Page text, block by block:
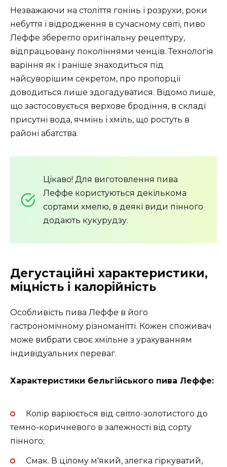
Незважаючи на століття гонінь і розрухи, роки
небуття і відродження в сучасному світі, пиво
Леффе зберегло оригінальну рецептуру,
відпрацьовану поколіннями ченців. Технологія
варіння як і раніше знаходиться під
найсуворішим секретом, про пропорції
доводиться лише здогадуватися. Відомо лише,
що застосовується верхове бродіння, в складі
присутні вода, ячмінь і хміль, що ростуть в
районі абатства.
Цікаво! Для виготовлення пива
Леффе користуються декількома
сортами хмелю, в деякі види пінного
додають кукурудзу.
Дегустаційні характеристики,
міцність і калорійність
Особливість пива Леффе в його
гастрономічному різноманітті. Кожен споживач
може вибрати своє хмільне з урахуванням
індивідуальних переваг.
Характеристики бельгійського пива Леффе:
Колір варіюється від світло-золотистого до
темно-коричневого в залежності від сорту
пінного;
Смак. В цілому м'який, злегка гіркуватий,